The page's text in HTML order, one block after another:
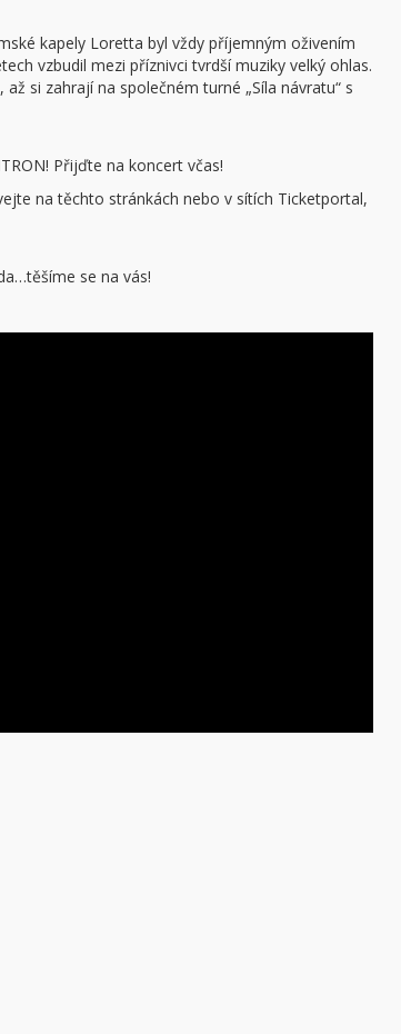
kapely Loretta byl vždy příjemným oživením
vzbudil mezi příznivci tvrdší muziky velký ohlas.
si zahrají na společném turné „Síla návratu“ s
Přijďte na koncert včas!
na těchto stránkách nebo v sítích Ticketportal,
se na vás!